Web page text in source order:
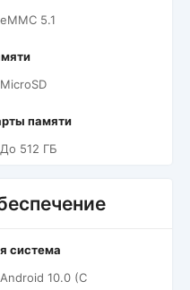
eMMC 5.1
MicroSD
памяти
До 512 ГБ
система
Android 10.0 (С